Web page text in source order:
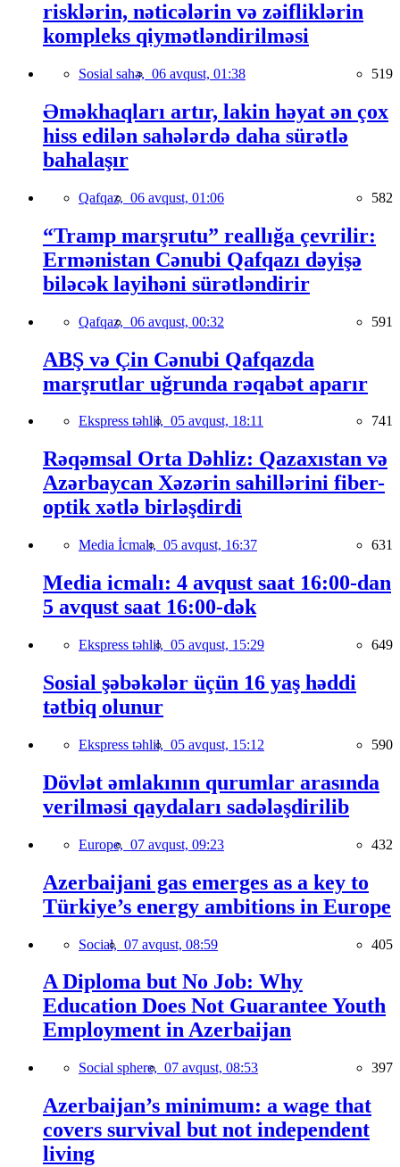
risklərin, nəticələrin və zəifliklərin
kompleks qiymətləndirilməsi
Sosial sahə, 06 avqust, 01:38 519
Əməkhaqları artır, lakin həyat ən çox
hiss edilən sahələrdə daha sürətlə
bahalaşır
Qafqaz, 06 avqust, 01:06 582
“Tramp marşrutu” reallığa çevrilir:
Ermənistan Cənubi Qafqazı dəyişə
biləcək layihəni sürətləndirir
Qafqaz, 06 avqust, 00:32 591
ABŞ və Çin Cənubi Qafqazda
marşrutlar uğrunda rəqabət aparır
Ekspress təhlil, 05 avqust, 18:11 741
Rəqəmsal Orta Dəhliz: Qazaxıstan və
Azərbaycan Xəzərin sahillərini fiber-
optik xətlə birləşdirdi
Media İcmalı, 05 avqust, 16:37 631
Media icmalı: 4 avqust saat 16:00-dan
5 avqust saat 16:00-dək
Ekspress təhlil, 05 avqust, 15:29 649
Sosial şəbəkələr üçün 16 yaş həddi
tətbiq olunur
Ekspress təhlil, 05 avqust, 15:12 590
Dövlət əmlakının qurumlar arasında
verilməsi qaydaları sadələşdirilib
Europe, 07 avqust, 09:23 432
Azerbaijani gas emerges as a key to
Türkiye’s energy ambitions in Europe
Social, 07 avqust, 08:59 405
A Diploma but No Job: Why
Education Does Not Guarantee Youth
Employment in Azerbaijan
Social sphere, 07 avqust, 08:53 397
Azerbaijan’s minimum: a wage that
covers survival but not independent
living